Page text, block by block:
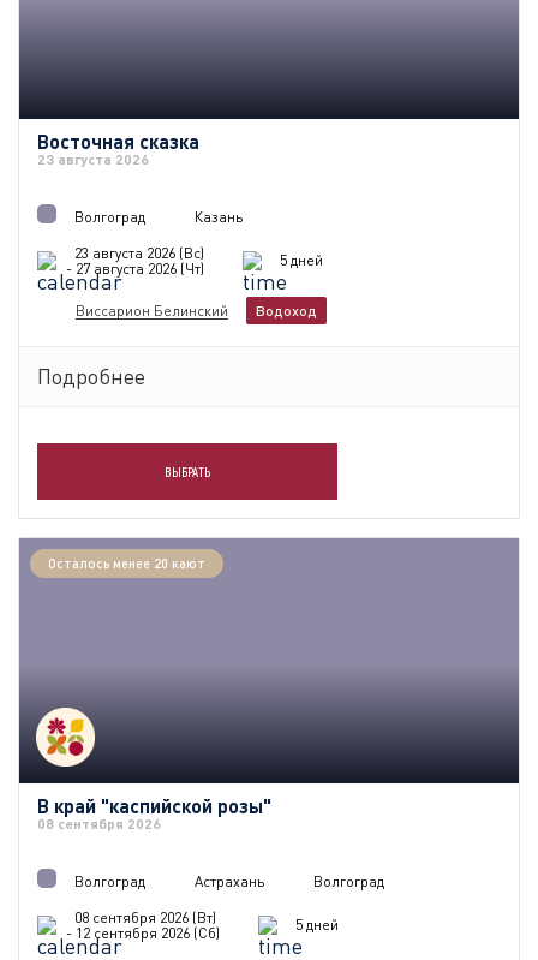
Восточная сказка
23 августа 2026
Волгоград
Казань
23 августа 2026 (Вс)
- 27 августа 2026 (Чт)
5 дней
Виссарион Белинский Водоход
Подробнее
ВЫБРАТЬ
Осталось менее 20 кают
В край "каспийской розы"
08 сентября 2026
Волгоград Астрахань
Волгоград
08 сентября 2026 (Вт)
- 12 сентября 2026 (Сб)
5 дней